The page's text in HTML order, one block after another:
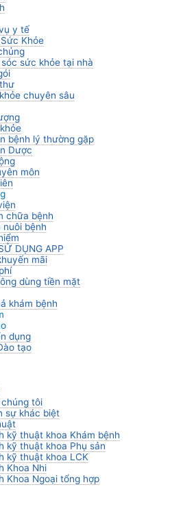
y tế
Khỏe
sức khỏe tại nhà
chuyên sâu
bệnh lý thường gặp
Dược
môn
chữa bệnh
nuôi bệnh
DỤNG APP
mãi
dùng tiền mặt
khám bệnh
dụng
tạo
tôi
sự khác biệt
kỹ thuật khoa Khám bệnh
kỹ thuật khoa Phụ sản
kỹ thuật khoa LCK
Khoa Nhi
Khoa Ngoại tổng hợp